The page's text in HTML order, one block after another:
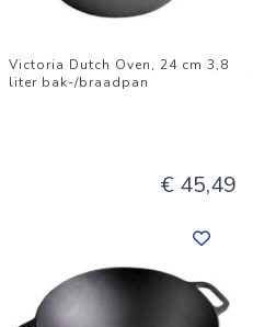
Victoria Dutch Oven, 24 cm 3,8
liter bak-/braadpan
€ 45,49